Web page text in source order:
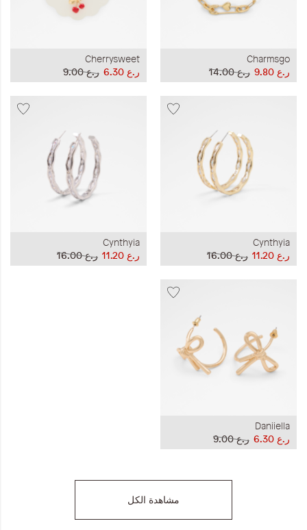
Charmsgo
ر.ع 14.00
ر.ع 9.80
Cherrysweet
ر.ع 9.00
ر.ع 6.30
Cynthyia
ر.ع 16.00
ر.ع 11.20
Cynthyia
ر.ع 16.00
ر.ع 11.20
Daniiella
ر.ع 9.00
ر.ع 6.30
مشاهدة الكل